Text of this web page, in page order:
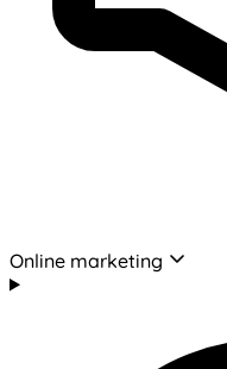
Online marketing